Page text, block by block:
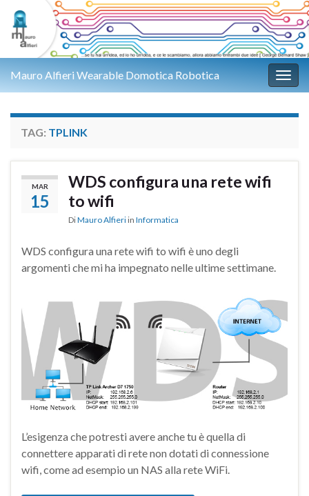
Mauro Alfieri Wearable Domotica Robotica
TAG: TPLINK
MAR
15
WDS configura una rete wifi
to wifi
DiMauro Alfieri in Informatica
WDS configura una rete wifi to wifi è uno degli
argomenti che mi ha impegnato nelle ultime settimane.
L’esigenza che potresti avere anche tu è quella di
connettere apparati di rete non dotati di connessione
wifi, come ad esempio un NAS alla rete WiFi.